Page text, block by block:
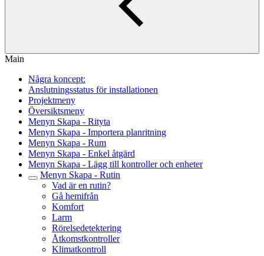
Main
Några koncept:
Anslutningsstatus för installationen
Projektmeny
Översiktsmeny
Menyn Skapa - Rityta
Menyn Skapa - Importera planritning
Menyn Skapa - Rum
Menyn Skapa - Enkel åtgärd
Menyn Skapa - Lägg till kontroller och enheter
Menyn Skapa - Rutin
Vad är en rutin?
Gå hemifrån
Komfort
Larm
Rörelsedetektering
Åtkomstkontroller
Klimatkontroll